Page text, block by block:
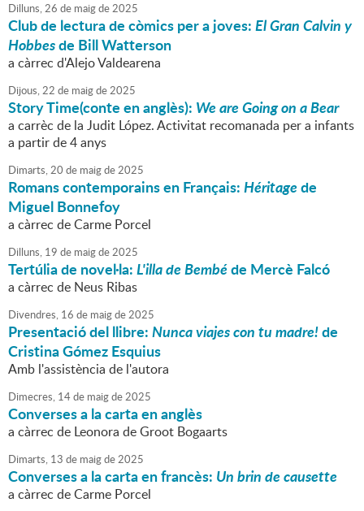
Dilluns,26 de maigde2025
Club de lectura de còmics per a joves:El Gran Calvin y
Hobbesde Bill Watterson
a càrrec d'Alejo Valdearena
Dijous,22 de maigde2025
Story Time(conte en anglès): We are Going on a Bear
a carrèc de la Judit López. Activitat recomanada per a infants
a partir de 4 anys
Dimarts,20 de maigde2025
Romans contemporains en Français:Héritagede
Miguel Bonnefoy
a càrrec de Carme Porcel
Dilluns, 19 de maigde2025
Tertúlia de novel·la:L'illa de Bembéde Mercè Falcó
a càrrec de Neus Ribas
Divendres, 16 de maigde2025
Presentació del llibre:Nunca viajes con tu madre!de
Cristina Gómez Esquius
Amb l'assistència de l'autora
Dimecres, 14de maigde2025
Converses a la carta en anglès
a càrrec de Leonora de Groot Bogaarts
Dimarts, 13 de maigde2025
Converses a la carta en francès: Un brin de causette
a càrrec de Carme Porcel